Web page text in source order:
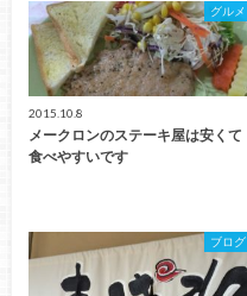
グルメ
2015.10.8
メークロンのステーキ屋は安くて
食べやすいです
ブログ